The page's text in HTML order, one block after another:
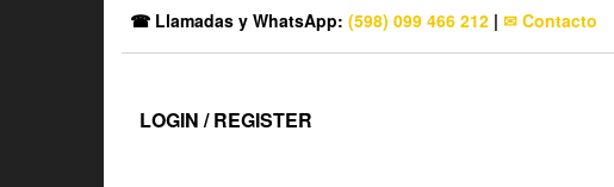
☎ Llamadas y WhatsApp: (598) 099 466 212 | ✉ Contacto
LOGIN / REGISTER